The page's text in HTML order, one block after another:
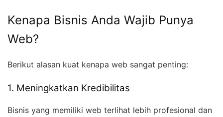
Kenapa Bisnis Anda Wajib Punya
Web?
Berikut alasan kuat kenapa web sangat penting:
1. Meningkatkan Kredibilitas
Bisnis yang memiliki web terlihat lebih profesional dan